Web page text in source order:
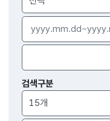
검색구분